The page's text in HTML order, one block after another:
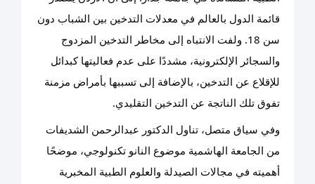
قائمة الدول بالعالم في معدلات التدخين بين الشباب دون
سن 18. ولفت الانتباه إلى مخاطر التدخين المزدوج
والسجائر الإلكترونية، مشددًا على عدم فعاليتها كبدائل
للإقلاع عن التدخين، بالإضافة إلى تسببها بأمراض مزمنة
تفوق تلك الناتجة عن التدخين التقليدي.
وفي سياق متصل، تناول الدكتور عبدالرحمن الشديفات
من الجامعة الهاشمية موضوع النانو تكنولوجي، موضحًا
أهميته في مجالات الصيدلة والعلوم الطبية المخبرية